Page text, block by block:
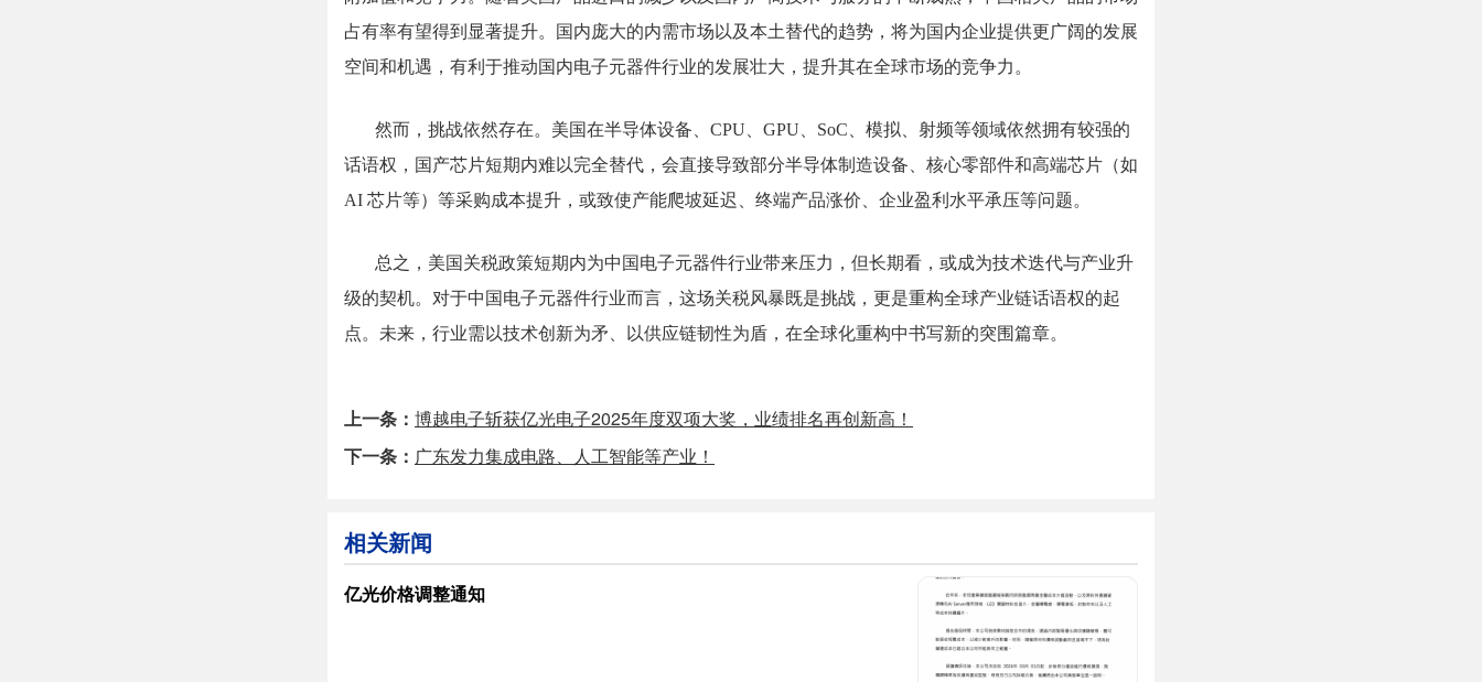
占有率有望得到显著提升。国内庞大的内需市场以及本土替代的趋势，将为国内企业提供更广阔的发展
空间和机遇，有利于推动国内电子元器件行业的发展壮大，提升其在全球市场的竞争力。
然而，挑战依然存在。美国在半导体设备、CPU、GPU、SoC、模拟、射频等领域依然拥有较强的
话语权，国产芯片短期内难以完全替代，会直接导致部分半导体制造设备、核心零部件和高端芯片（如
AI 芯片等）等采购成本提升，或致使产能爬坡延迟、终端产品涨价、企业盈利水平承压等问题。
总之，美国关税政策短期内为中国电子元器件行业带来压力，但长期看，或成为技术迭代与产业升
级的契机。对于中国电子元器件行业而言，这场关税风暴既是挑战，更是重构全球产业链话语权的起
点。未来，行业需以技术创新为矛、以供应链韧性为盾，在全球化重构中书写新的突围篇章。
上一条： 博越电子斩获亿光电子2025年度双项大奖，业绩排名再创新高！
下一条： 广东发力集成电路、人工智能等产业！
相关新闻
亿光价格调整通知